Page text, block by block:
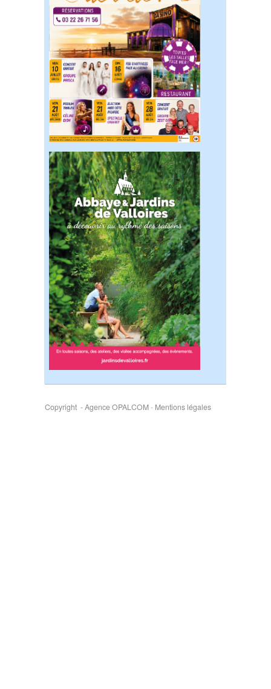
Copyright - Agence OPALCOM- Mentions légales